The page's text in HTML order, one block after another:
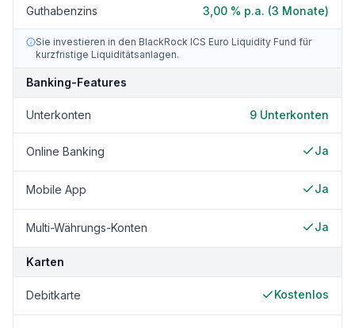
Guthabenzins 3,00 % p.a. (3 Monate)
Sie investieren in den BlackRock ICS Euro Liquidity Fund für
kurzfristige Liquiditätsanlagen.
Banking-Features
Unterkonten 9 Unterkonten
Online Banking Ja
Mobile App Ja
Multi-Währungs-Konten Ja
Karten
Debitkarte Kostenlos